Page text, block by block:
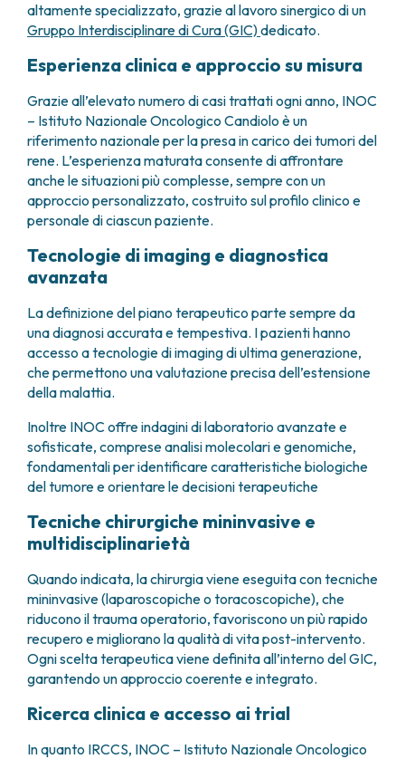
altamente specializzato, grazie al lavoro sinergico di un
Gruppo Interdisciplinare di Cura (GIC)dedicato.
Esperienza clinica e approccio su misura
Grazie all’elevato numero di casi trattati ogni anno, INOC
– Istituto Nazionale Oncologico Candiolo è un
riferimento nazionale per la presa in carico dei tumori del
rene. L’esperienza maturata consente di affrontare
anche le situazioni più complesse, sempre con un
approccio personalizzato, costruito sul profilo clinico e
personale di ciascun paziente.
Tecnologie di imaging e diagnostica
avanzata
La definizione del piano terapeutico parte sempre da
una diagnosi accurata e tempestiva. I pazienti hanno
accesso a tecnologie di imaging di ultima generazione,
che permettono una valutazione precisa dell’estensione
della malattia.
Inoltre INOC offre indagini di laboratorio avanzate e
sofisticate, comprese analisi molecolari e genomiche,
fondamentali per identificare caratteristiche biologiche
del tumore e orientare le decisioni terapeutiche
Tecniche chirurgiche mininvasive e
multidisciplinarietà
Quando indicata, la chirurgia viene eseguita con tecniche
mininvasive (laparoscopiche o toracoscopiche), che
riducono il trauma operatorio, favoriscono un più rapido
recupero e migliorano la qualità di vita post-intervento.
Ogni scelta terapeutica viene definita all’interno del GIC,
garantendo un approccio coerente e integrato.
Ricerca clinica e accesso ai trial
In quanto IRCCS, INOC – Istituto Nazionale Oncologico